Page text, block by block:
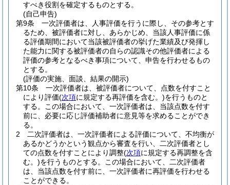
すべき役割を確定するものとする。
(自己申告)
第9条
一次評価者は、人事評価を行うに際し、その参考とす
るため、被評価者に対し、あらかじめ、当該人事評価に係
る評価期間において当該被評価者の挙げた業績及び発揮し
た能力に関する被評価者の自らの認識その他評価者による
評価の参考となるべき事項について、申告を行わせるもの
とする。
(評価の実施、面談、結果の開示)
第10条
一次評価者は、被評価者について、点数を付すこと
により評価(次項に規定する再評価を含む。)を行うものと
する。
この場合において、一次評価者は、当該点数を付す
前に、必要に応じ評価補助者に意見等を求めることができ
る。
2
二次評価者は、一次評価者による評価について、不均衡が
あるかどうかという観点から審査を行い、二次評価者とし
ての点数を付すことにより調整(次項に規定する再調整を含
む。)を行うものとする。
この場合において、二次評価者
は、当該点数を付す前に、一次評価者に再評価を行わせる
ことができる。